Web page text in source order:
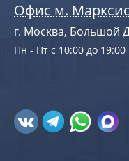
Офис м.
г. Москва, Большой
Пн - Пт с 10:00 до 19:00